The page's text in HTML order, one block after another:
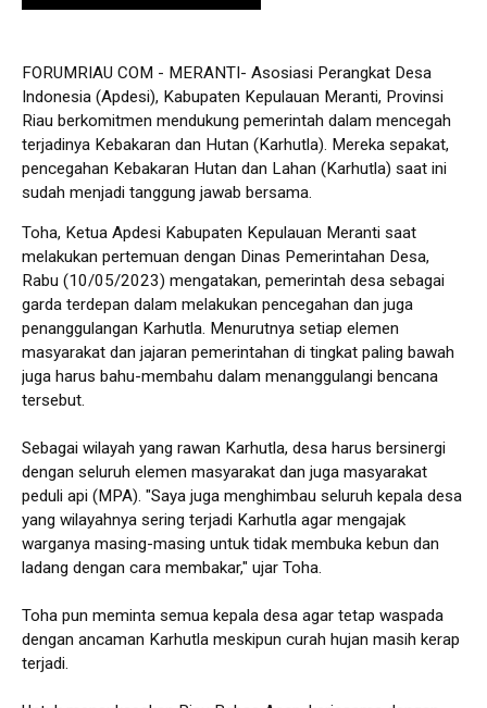
FORUMRIAU COM - MERANTI- Asosiasi Perangkat Desa
Indonesia (Apdesi), Kabupaten Kepulauan Meranti, Provinsi
Riau berkomitmen mendukung pemerintah dalam mencegah
terjadinya Kebakaran dan Hutan (Karhutla). Mereka sepakat,
pencegahan Kebakaran Hutan dan Lahan (Karhutla) saat ini
sudah menjadi tanggung jawab bersama.
Toha, Ketua Apdesi Kabupaten Kepulauan Meranti saat
melakukan pertemuan dengan Dinas Pemerintahan Desa,
Rabu (10/05/2023) mengatakan, pemerintah desa sebagai
garda terdepan dalam melakukan pencegahan dan juga
penanggulangan Karhutla. Menurutnya setiap elemen
masyarakat dan jajaran pemerintahan di tingkat paling bawah
juga harus bahu-membahu dalam menanggulangi bencana
tersebut.
Sebagai wilayah yang rawan Karhutla, desa harus bersinergi
dengan seluruh elemen masyarakat dan juga masyarakat
peduli api (MPA). "Saya juga menghimbau seluruh kepala desa
yang wilayahnya sering terjadi Karhutla agar mengajak
warganya masing-masing untuk tidak membuka kebun dan
ladang dengan cara membakar," ujar Toha.
Toha pun meminta semua kepala desa agar tetap waspada
dengan ancaman Karhutla meskipun curah hujan masih kerap
terjadi.